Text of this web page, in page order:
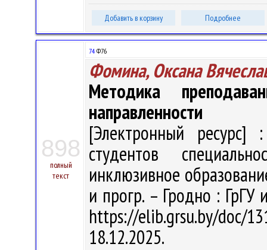
Добавить в корзину Подробнее
898
полный
текст
74 Ф76
Фомина, Оксана
Методика
направленности
[Электронный ресурс]
студентов
инклюзивное
и прогр. – Гродно :
https://elib.grsu.by/doc/
18.12.2025.